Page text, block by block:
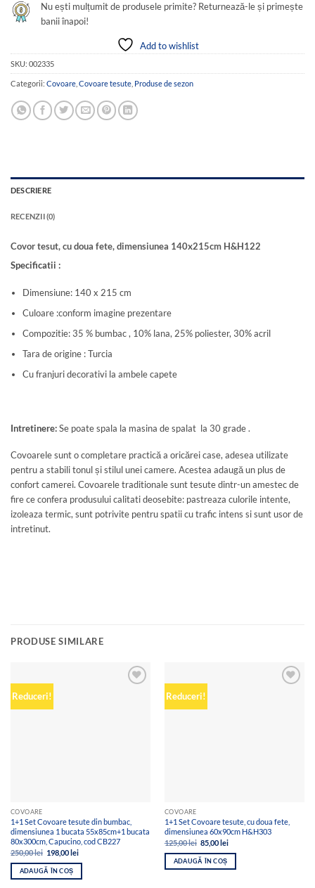
Nu ești mulțumit de produsele primite? Returnează-le și primește
banii înapoi!
Add to wishlist
SKU: 002335
Categorii: Covoare Covoare tesute Produse de sezon
DESCRIERE
RECENZII (0)
Covor tesut, cu doua fete, dimensiunea 140x215cm H&H122
Specificatii :
Dimensiune: 140 x 215 cm
Culoare :conform imagine prezentare
Compozitie: 35 % bumbac , 10% lana, 25% poliester, 30% acril
Tara de origine : Turcia
Cu franjuri decorativi la ambele capete
Intretinere:Se poate spala la masina de spalat la 30 grade .
Covoarele sunt o completare practică a oricărei case, adesea utilizate
pentru a stabili tonul și stilul unei camere. Acestea adaugă un plus de
confort camerei. Covoarele traditionale sunt tesute dintr-un amestec de
fire ce confera produsului calitati deosebite: pastreaza culorile intente,
izoleaza termic, sunt potrivite pentru spatii cu trafic intens si sunt usor de
intretinut.
PRODUSE SIMILARE
Reduceri!
COVOARE
1+1 Set Covoare tesute din bumbac,
dimensiunea 1 bucata 55x85cm+1 bucata
80x300cm, Capucino, cod CB227
250,00lei Prețul
inițial
a
fost:
198,00 leiPrețul
ADAUGĂ ÎN COȘ
Reduceri!
COVOARE
1+1 Set Covoare tesute, cu doua fete,
dimensiunea 60x90cm H&H303
125,00lei Prețul
inițial
a
fost:
85,00 leiPrețul
ADAUGĂ ÎN COȘ